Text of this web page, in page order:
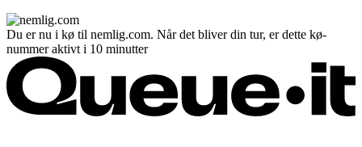
Du er nu i kø til nemlig.com. Når det bliver din tur, er dette kø-
nummer aktivt i 10 minutter